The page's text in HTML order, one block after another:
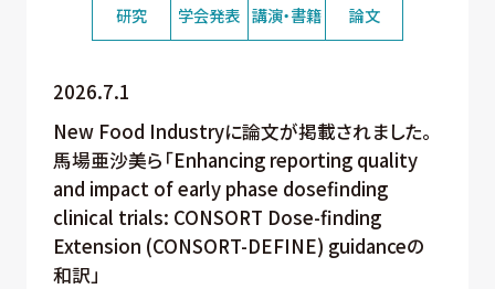
研究 学会発表 講演・書籍 論文
2026.7.1
New Food Industryに論文が掲載されました。
馬場亜沙美ら「Enhancing reporting quality
and impact of early phase dosefinding
clinical trials: CONSORT Dose-finding
Extension (CONSORT-DEFINE) guidanceの
和訳」